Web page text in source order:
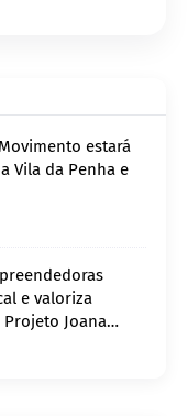
estará
Vila da Penha e
e valoriza
Joana